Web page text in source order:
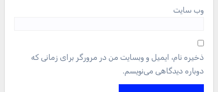
وب‌ سایت
ذخیره نام، ایمیل و وبسایت من در مرورگر برای زمانی که
دوباره دیدگاهی می‌نویسم.